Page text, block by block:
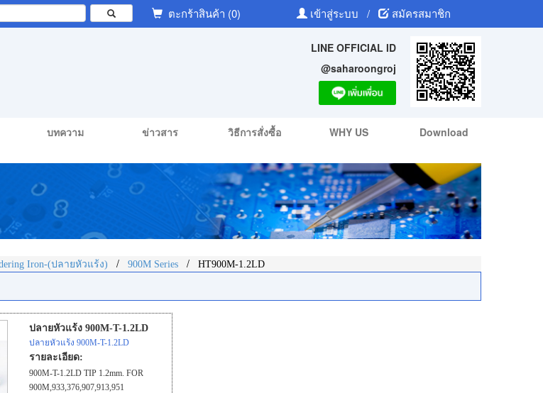
ตะกร้าสินค้า (0) เข้าสู่ระบบ / สมัครสมาชิก
LINE OFFICIAL ID
@saharoongroj
บทความ ข่าวสาร วิธีการสั่งซื้อ WHY US Download
Iron-(ปลายหัวแร้ง) / 900M Series / HT900M-1.2LD
ปลายหัวแร้ง 900M-T-1.2LD
ปลายหัวแร้ง 900M-T-1.2LD
รายละเอียด:
900M-T-1.2LD TIP 1.2mm. FOR
900M,933,376,907,913,951